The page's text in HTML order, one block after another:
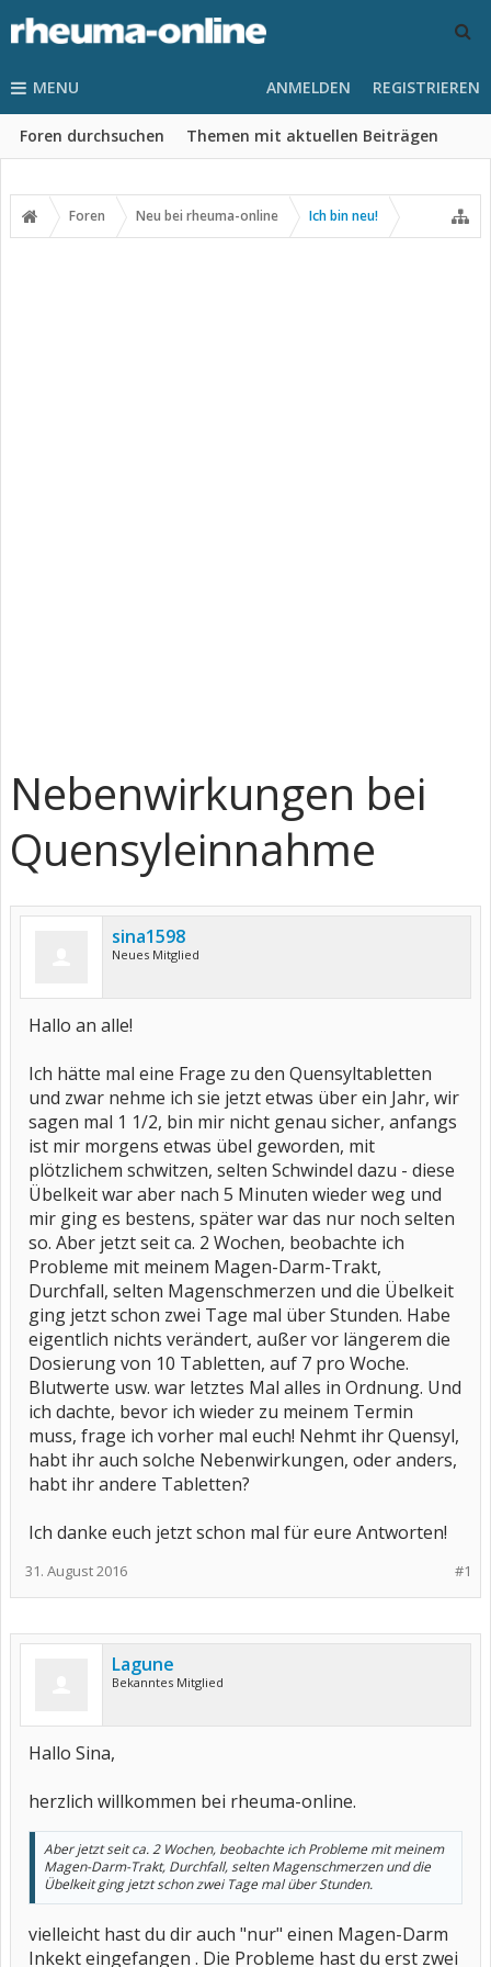
MENU
Foren durchsuchen Themen mit aktuellen Beiträgen
ANMELDEN REGISTRIEREN
Foren Neu bei rheuma-online Ich bin neu!
Nebenwirkungen bei
Quensyleinnahme
sina1598
Neues Mitglied
Hallo an alle!
Ich hätte mal eine Frage zu den Quensyltabletten
und zwar nehme ich sie jetzt etwas über ein Jahr, wir
sagen mal 1 1/2, bin mir nicht genau sicher, anfangs
ist mir morgens etwas übel geworden, mit
plötzlichem schwitzen, selten Schwindel dazu - diese
Übelkeit war aber nach 5 Minuten wieder weg und
mir ging es bestens, später war das nur noch selten
so. Aber jetzt seit ca. 2 Wochen, beobachte ich
Probleme mit meinem Magen-Darm-Trakt,
Durchfall, selten Magenschmerzen und die Übelkeit
ging jetzt schon zwei Tage mal über Stunden. Habe
eigentlich nichts verändert, außer vor längerem die
Dosierung von 10 Tabletten, auf 7 pro Woche.
Blutwerte usw. war letztes Mal alles in Ordnung. Und
ich dachte, bevor ich wieder zu meinem Termin
muss, frage ich vorher mal euch! Nehmt ihr Quensyl,
habt ihr auch solche Nebenwirkungen, oder anders,
habt ihr andere Tabletten?
Ich danke euch jetzt schon mal für eure Antworten!
#1
31. August 2016
Lagune
Bekanntes Mitglied
Hallo Sina,
herzlich willkommen bei rheuma-online.
Aber jetzt seit ca. 2 Wochen, beobachte ich Probleme mit meinem
Magen-Darm-Trakt, Durchfall, selten Magenschmerzen und die
Übelkeit ging jetzt schon zwei Tage mal über Stunden.
vielleicht hast du dir auch "nur" einen Magen-Darm
Inkekt eingefangen . Die Probleme hast du erst zwei